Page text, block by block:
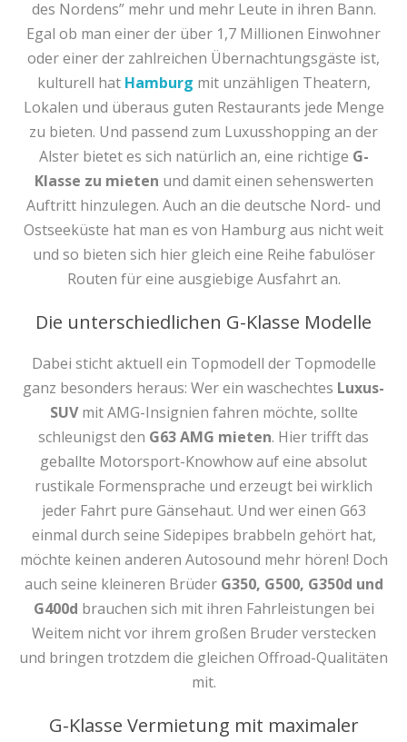
des Nordens” mehr und mehr Leute in ihren Bann.
Egal ob man einer der über 1,7 Millionen Einwohner
oder einer der zahlreichen Übernachtungsgäste ist,
kulturell hat Hamburg mit unzähligen Theatern,
Lokalen und überaus guten Restaurants jede Menge
zu bieten. Und passend zum Luxusshopping an der
Alster bietet es sich natürlich an, eine richtige G-
Klasse zu mieten und damit einen sehenswerten
Auftritt hinzulegen. Auch an die deutsche Nord- und
Ostseeküste hat man es von Hamburg aus nicht weit
und so bieten sich hier gleich eine Reihe fabulöser
Routen für eine ausgiebige Ausfahrt an.
Die unterschiedlichen G-Klasse Modelle
Dabei sticht aktuell ein Topmodell der Topmodelle
ganz besonders heraus: Wer ein waschechtes Luxus-
SUVmit AMG-Insignien fahren möchte, sollte
schleunigst den G63 AMG mieten. Hier trifft das
geballte Motorsport-Knowhow auf eine absolut
rustikale Formensprache und erzeugt bei wirklich
jeder Fahrt pure Gänsehaut. Und wer einen G63
einmal durch seine Sidepipes brabbeln gehört hat,
möchte keinen anderen Autosound mehr hören! Doch
auch seine kleineren Brüder G350, G500, G350d und
G400d brauchen sich mit ihren Fahrleistungen bei
Weitem nicht vor ihrem großen Bruder verstecken
und bringen trotzdem die gleichen Offroad-Qualitäten
mit.
G-Klasse Vermietung mit maximaler